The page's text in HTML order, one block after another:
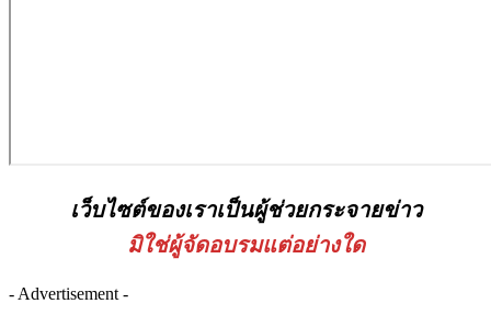
เว็บไซต์ของเราเป็นผู้ช่วยกระจายข่าว
มิใช่ผู้จัดอบรมแต่อย่างใด
- Advertisement -